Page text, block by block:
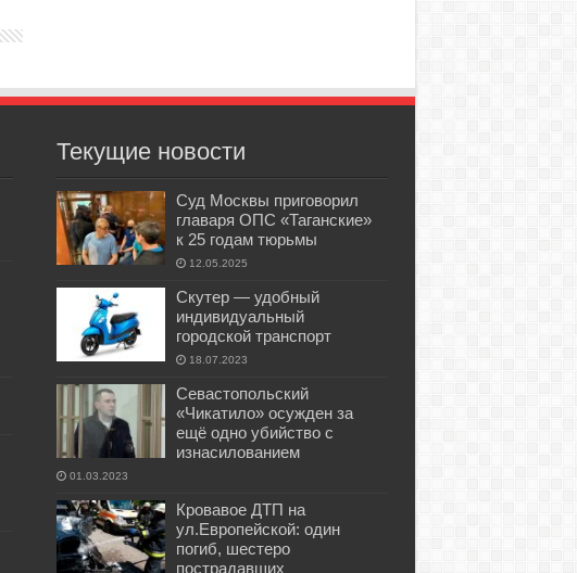
Текущие новости
Суд Москвы приговорил
главаря ОПС «Таганские»
к 25 годам тюрьмы
12.05.2025
Скутер — удобный
индивидуальный
городской транспорт
18.07.2023
Севастопольский
«Чикатило» осужден за
ещё одно убийство с
изнасилованием
01.03.2023
Кровавое ДТП на
ул.Европейской: один
погиб, шестеро
пострадавших